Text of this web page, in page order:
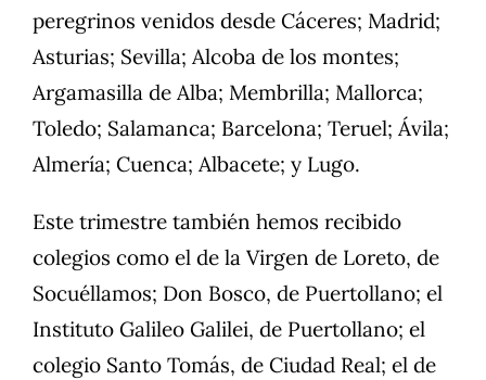
peregrinos venidos desde Cáceres; Madrid;
Asturias; Sevilla; Alcoba de los montes;
Argamasilla de Alba; Membrilla; Mallorca;
Toledo; Salamanca; Barcelona; Teruel; Ávila;
Almería; Cuenca; Albacete; y Lugo.
Este trimestre también hemos recibido
colegios como el de la Virgen de Loreto, de
Socuéllamos; Don Bosco, de Puertollano; el
Instituto Galileo Galilei, de Puertollano; el
colegio Santo Tomás, de Ciudad Real; el de